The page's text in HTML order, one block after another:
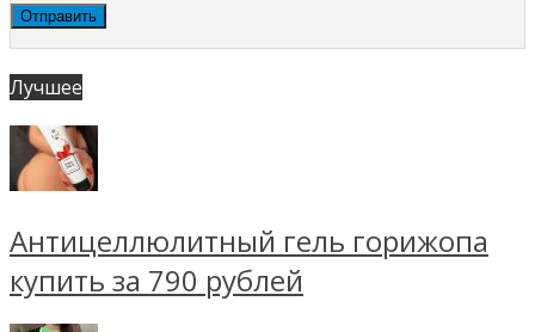
Лучшее
Антицеллюлитный гель горижопа
купить за 790 рублей